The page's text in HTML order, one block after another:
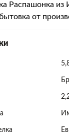
Распашонка из
от